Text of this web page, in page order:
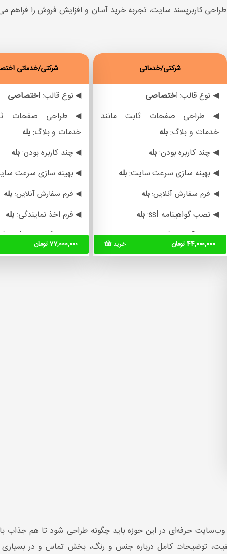
کاربرپسند سایت، تجربه خرید آسان و افزایش فروش را فراهم
شرکتی/خدماتی
◀ نوع قالب:اختصاصی
◀ طراحی صفحات ثابت مانند
خدمات و بلاگ:بله
◀ چند کاربره بودن:بله
◀ بهینه سازی سرعت سایت:بله
◀ فرم سفارش آنلاین:بله
◀ نصب گواهینامه ssl:
بله
◀ چت آنلاین:بله
◀ سیستم باشگاه مشتریان:خیر
44,000,000 تومان خرید
شرکتی/خدماتی
◀ نوع قالب:اختصاصی
◀ طراحی صفحات
خدمات و بلاگ:بله
◀ چند کاربره بودن:بله
◀ بهینه سازی سرعت
◀ فرم سفارش آنلاین:بله
◀ فرم اخذ نمایندگی:بله
◀ نصب گواهینامه ssl:
◀ چت آنلاین:بله
77,000,000 تومان
حرفه‌ای در این حوزه باید چگونه طراحی شود تا هم جذاب
توضیحات کامل درباره جنس و رنگ، بخش تماس و در بسیاری